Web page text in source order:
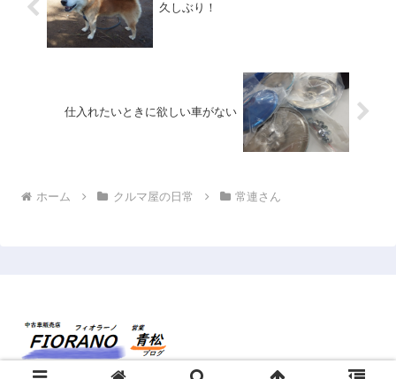
久しぶり！
仕入れたいときに欲しい車がない
ホーム クルマ屋の日常 常連さん